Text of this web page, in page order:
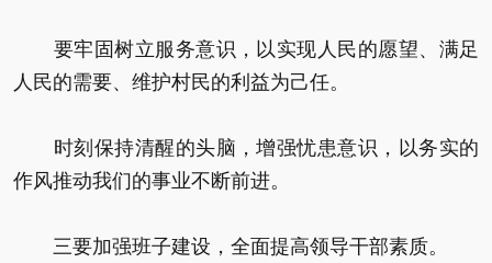
要牢固树立服务意识，以实现人民的愿望、满足
人民的需要、维护村民的利益为己任。
时刻保持清醒的头脑，增强忧患意识，以务实的
作风推动我们的事业不断前进。
三要加强班子建设，全面提高领导干部素质。